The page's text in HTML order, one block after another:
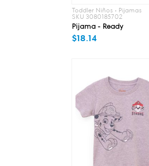
Toddler Niños • Pijamas
SKU 3080185702
Pijama - Ready
$18.14